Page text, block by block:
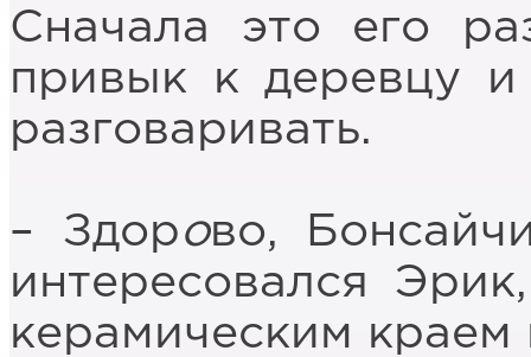
Сначала это его
привык к деревцу
разговаривать.
– Здорово,
интересовался
керамическим краем